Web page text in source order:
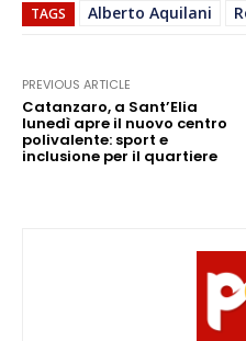
TAGS Alberto Aquilani
PREVIOUS ARTICLE
Catanzaro, a Sant’Elia
lunedì apre il nuovo centro
polivalente: sport e
inclusione per il quartiere